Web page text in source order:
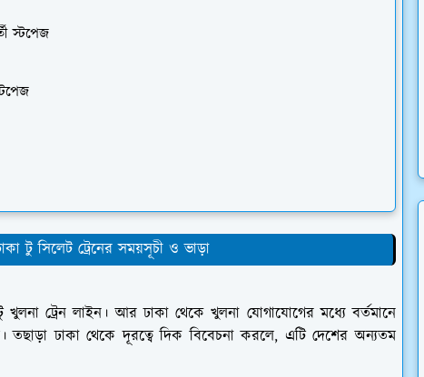
স্টপেজ
টু সিলেট ট্রেনের সময়সূচী ও ভাড়া
খুলনা ট্রেন লাইন। আর ঢাকা থেকে খুলনা যোগাযোগের মধ্যে বর্তমানে
তছাড়া ঢাকা থেকে দূরত্বে দিক বিবেচনা করলে, এটি দেশের অন্যতম